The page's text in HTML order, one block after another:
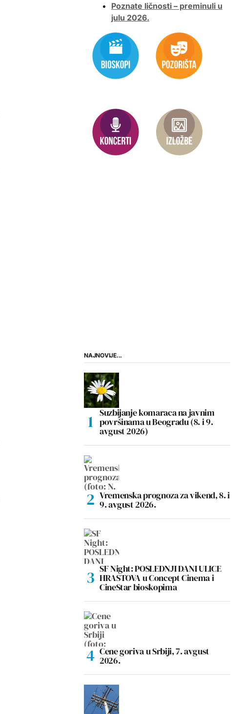
Poznate ličnosti – preminuli u
julu 2026.
NAJNOVIJE...
Suzbijanje komaraca na javnim
površinama u Beogradu (8. i 9.
avgust 2026)
Vremenska prognoza za vikend, 8. i
9. avgust 2026.
SF Night: POSLEDNJI DANI ULICE
HRASTOVA u Concept Cinema i
CineStar bioskopima
Cene goriva u Srbiji, 7. avgust
2026.